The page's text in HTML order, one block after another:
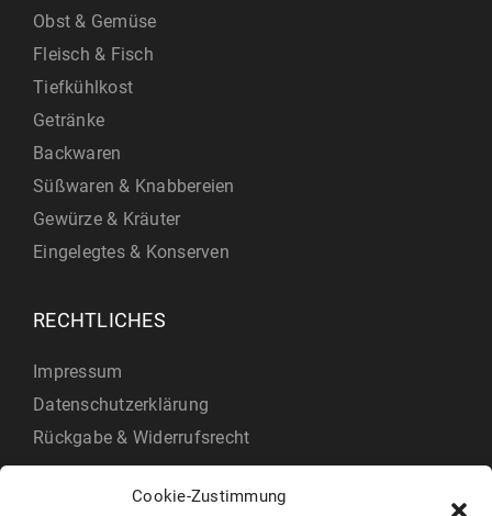
Cookie-Zustimmung
Obst & Gemüse
Fleisch & Fisch
Tiefkühlkost
Getränke
Backwaren
Süßwaren & Knabbereien
Gewürze & Kräuter
Eingelegtes & Konserven
RECHTLICHES
Impressum
Datenschutzerklärung
Rückgabe & Widerrufsrecht
KUNDENKONTO